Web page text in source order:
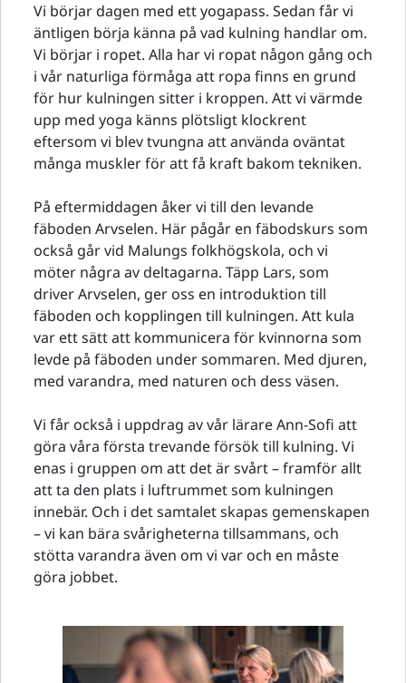
Vi börjar dagen med ett yogapass. Sedan får vi
äntligen börja känna på vad kulning handlar om.
Vi börjar i ropet. Alla har vi ropat någon gång och
i vår naturliga förmåga att ropa finns en grund
för hur kulningen sitter i kroppen. Att vi värmde
upp med yoga känns plötsligt klockrent
eftersom vi blev tvungna att använda oväntat
många muskler för att få kraft bakom tekniken.
På eftermiddagen åker vi till den levande
fäboden Arvselen. Här pågår en fäbodskurs som
också går vid Malungs folkhögskola, och vi
möter några av deltagarna. Täpp Lars, som
driver Arvselen, ger oss en introduktion till
fäboden och kopplingen till kulningen. Att kula
var ett sätt att kommunicera för kvinnorna som
levde på fäboden under sommaren. Med djuren,
med varandra, med naturen och dess väsen.
Vi får också i uppdrag av vår lärare Ann-Sofi att
göra våra första trevande försök till kulning. Vi
enas i gruppen om att det är svårt – framför allt
att ta den plats i luftrummet som kulningen
innebär. Och i det samtalet skapas gemenskapen
– vi kan bära svårigheterna tillsammans, och
stötta varandra även om vi var och en måste
göra jobbet.